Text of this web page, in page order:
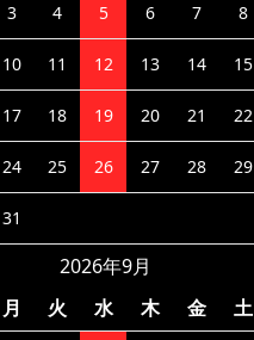
3 4 5 6 7 8
10 11 12 13 14 15
17 18 19 20 21 22
24 25 26 27 28 29
31
2026年9月
月 火 水 木 金 土